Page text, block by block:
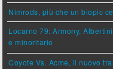
Nimrods, più che un biopic
Locarno 79: Armony,
e minoritario
Coyote Vs. Acme, il nuovo